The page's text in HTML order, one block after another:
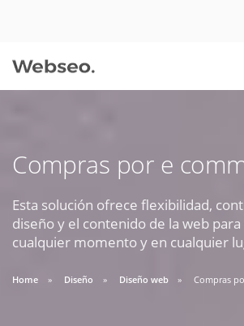
Compras por e
Esta solución ofrece flexibilidad,
diseño y el contenido de la web
cualquier momento y en cualquier
Home Diseño Diseño web Compras
09:30 AM A 18:30 PM
soporte@webseo.cl